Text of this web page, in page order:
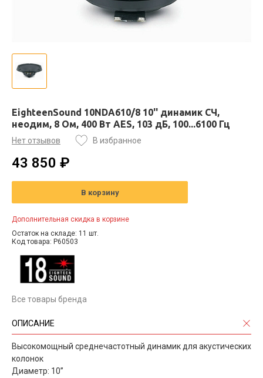
EighteenSound 10NDA610/8 10'' динамик СЧ,
неодим, 8 Ом, 400 Вт AES, 103 дБ, 100...6100 Гц
Нет отзывов В избранное
43 850 ₽
В корзину
Дополнительная скидка в корзине
Остаток на складе: 11 шт.
Код товара: P60503
Все товары бренда
ОПИСАНИЕ
Высокомощный среднечастотный динамик для акустических
колонок
Диаметр: 10’’